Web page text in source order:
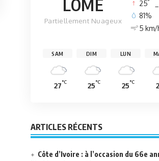
LOMÉ
Partiellement Nuageux
25°
81%
5 km/
SAM
27°C
DIM
25°C
LUN
25°C
ARTICLES RÉCENTS
Côte d’Ivoire : à l’occasion du 66e